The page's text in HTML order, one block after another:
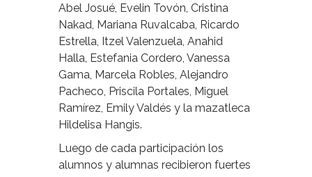
Abel Josué, Evelin Tovón, Cristina
Nakad, Mariana Ruvalcaba, Ricardo
Estrella, Itzel Valenzuela, Anahid
Halla, Estefania Cordero, Vanessa
Gama, Marcela Robles, Alejandro
Pacheco, Priscila Portales, Miguel
Ramírez, Emily Valdés y la mazatleca
Hildelisa Hangis.
Luego de cada participación los
alumnos y alumnas recibieron fuertes